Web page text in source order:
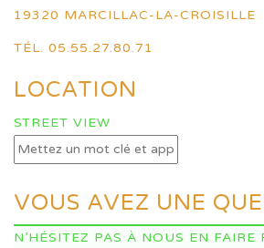
19320 MARCILLAC-LA-CROISILLE
TÉL. 05.55.27.80.71
LOCATION
STREET VIEW
VOUS AVEZ UNE
N’HÉSITEZ PAS À NOUS EN FAIRE